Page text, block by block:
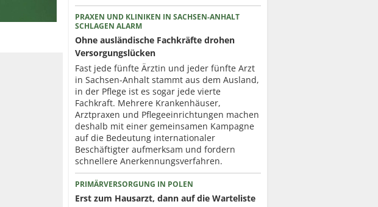
PRAXEN UND KLINIKEN IN SACHSEN-ANHALT
SCHLAGEN ALARM
Ohne ausländische Fachkräfte drohen
Versorgungslücken
Fast jede fünfte Ärztin und jeder fünfte Arzt
in Sachsen-Anhalt stammt aus dem Ausland,
in der Pflege ist es sogar jede vierte
Fachkraft. Mehrere Krankenhäuser,
Arztpraxen und Pflegeeinrichtungen machen
deshalb mit einer gemeinsamen Kampagne
auf die Bedeutung internationaler
Beschäftigter aufmerksam und fordern
schnellere Anerkennungsverfahren.
PRIMÄRVERSORGUNG IN POLEN
Erst zum Hausarzt, dann auf die Warteliste